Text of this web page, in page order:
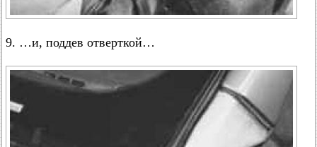
9. …и, поддев отверткой…